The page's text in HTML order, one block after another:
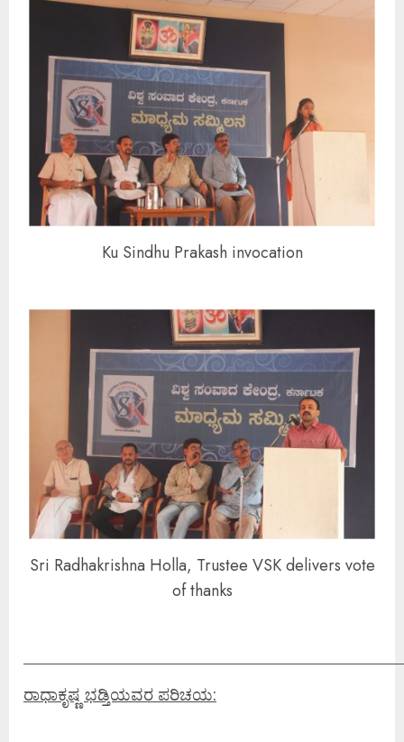
Ku Sindhu Prakash invocation
Sri Radhakrishna Holla, Trustee VSK delivers vote
of thanks
ರಾಧಾಕೃಷ್ಣ ಭಡ್ತಿಯವರ ಪರಿಚಯ: